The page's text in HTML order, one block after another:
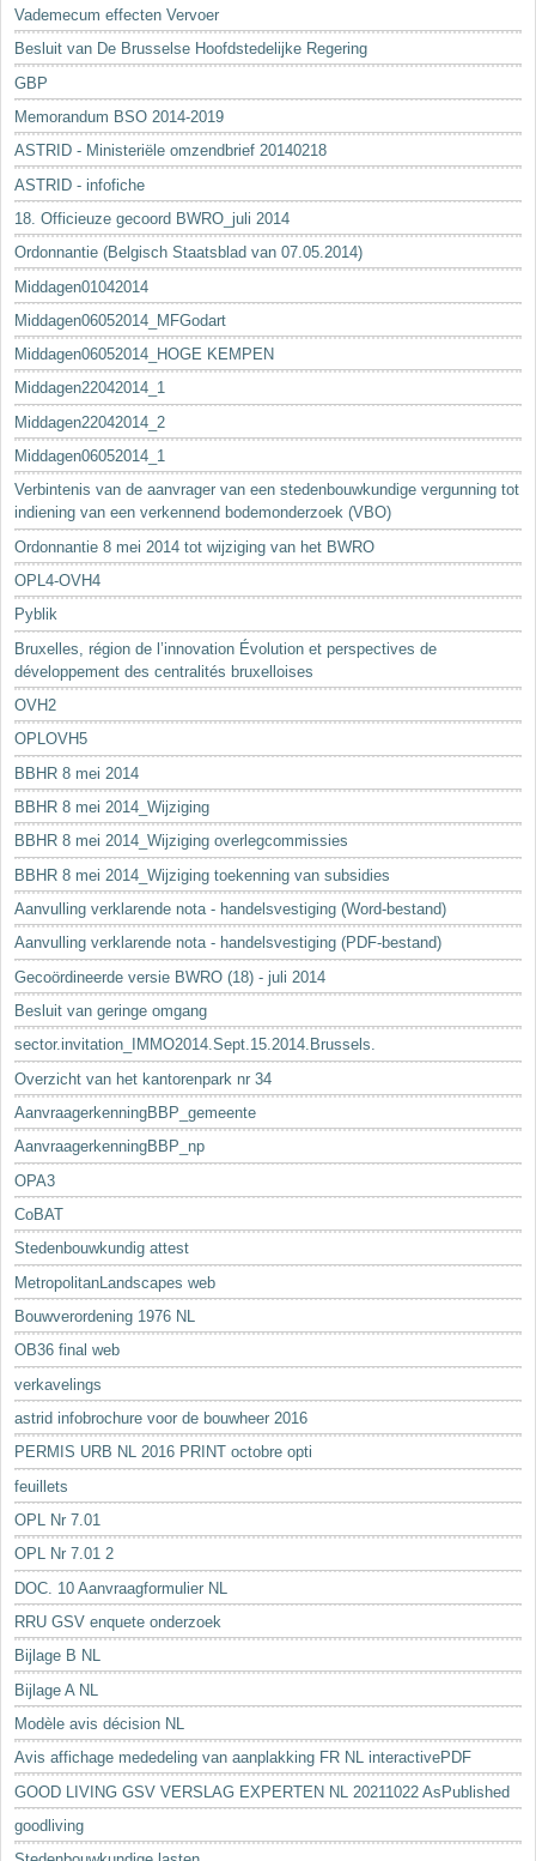
Vademecum effecten Vervoer
Besluit van De Brusselse Hoofdstedelijke Regering
GBP
Memorandum BSO 2014-2019
ASTRID - Ministeriële omzendbrief 20140218
ASTRID - infofiche
18. Officieuze gecoord BWRO_juli 2014
Ordonnantie (Belgisch Staatsblad van 07.05.2014)
Middagen01042014
Middagen06052014_MFGodart
Middagen06052014_HOGE KEMPEN
Middagen22042014_1
Middagen22042014_2
Middagen06052014_1
Verbintenis van de aanvrager van een stedenbouwkundige vergunning tot
indiening van een verkennend bodemonderzoek (VBO)
Ordonnantie 8 mei 2014 tot wijziging van het BWRO
OPL4-OVH4
Pyblik
Bruxelles, région de l’innovation Évolution et perspectives de
développement des centralités bruxelloises
OVH2
OPLOVH5
BBHR 8 mei 2014
BBHR 8 mei 2014_Wijziging
BBHR 8 mei 2014_Wijziging overlegcommissies
BBHR 8 mei 2014_Wijziging toekenning van subsidies
Aanvulling verklarende nota - handelsvestiging (Word-bestand)
Aanvulling verklarende nota - handelsvestiging (PDF-bestand)
Gecoördineerde versie BWRO (18) - juli 2014
Besluit van geringe omgang
sector.invitation_IMMO2014.Sept.15.2014.Brussels.
Overzicht van het kantorenpark nr 34
AanvraagerkenningBBP_gemeente
AanvraagerkenningBBP_np
OPA3
CoBAT
Stedenbouwkundig attest
MetropolitanLandscapes web
Bouwverordening 1976 NL
OB36 final web
verkavelings
astrid infobrochure voor de bouwheer 2016
PERMIS URB NL 2016 PRINT octobre opti
feuillets
OPL Nr 7.01
OPL Nr 7.01 2
DOC. 10 Aanvraagformulier NL
RRU GSV enquete onderzoek
Bijlage B NL
Bijlage A NL
Modèle avis décision NL
Avis affichage mededeling van aanplakking FR NL interactivePDF
GOOD LIVING GSV VERSLAG EXPERTEN NL 20211022 AsPublished
goodliving